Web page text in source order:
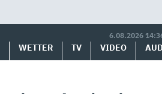
6.08.2026
WETTER TV VIDEO